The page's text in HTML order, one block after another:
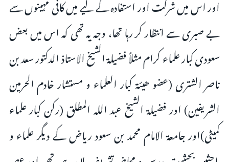
اور اس میں شرکت اور استفادہ کے لیے میں کافی مہینوں سے
بے صبری سے انتظار کر رہا تھا، وجہ یہ تھی کہ اس میں بعض
سعودی کبار علماء کرام مثلاً فضیلۃ الشیخ الاستاذ الدکتور سعد بن
ناصر الشتری (عضو ھیئۃ کبار العلماء و مستشار خادم الحرمین
الشریفین) اور فضیلۃ الشیخ عبد اللہ المطلق (رکن کبار علماء
کمیٹی)اور جامعۃ الامام محمد بن سعود ریاض کے دیگر علماء و